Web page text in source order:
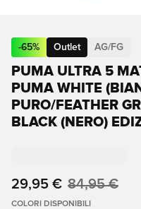
-65% Outlet AG/FG
PUMA ULTRA 5
PUMA WHITE
PURO/FEATHER
BLACK (NERO)
29,95 € 84,95 €
COLORI DISPONIBILI